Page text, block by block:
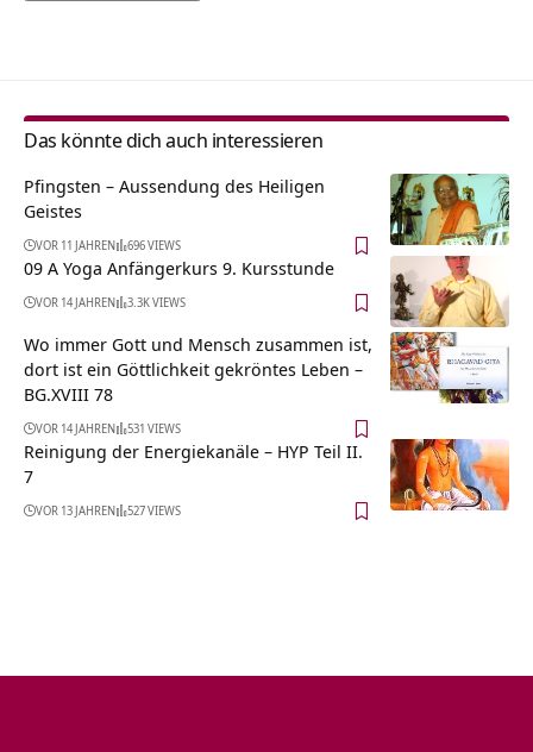
Das könnte dich auch interessieren
Pfingsten – Aussendung des Heiligen
Geistes
VOR 11 JAHREN 696 VIEWS
09 A Yoga Anfängerkurs 9. Kursstunde
VOR 14 JAHREN 3.3K VIEWS
Wo immer Gott und Mensch zusammen ist,
dort ist ein Göttlichkeit gekröntes Leben –
BG.XVIII 78
VOR 14 JAHREN 531 VIEWS
Reinigung der Energiekanäle – HYP Teil II.
7
VOR 13 JAHREN 527 VIEWS